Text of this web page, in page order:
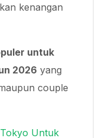
kenangan
untuk
2026 yang
couple
Untuk